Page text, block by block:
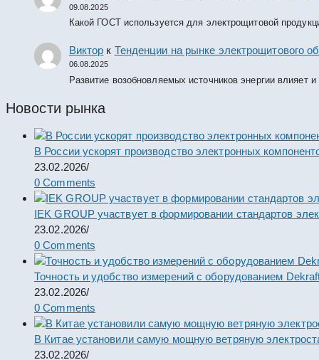
09.08.2025
Какой ГОСТ используется для электрощитовой
Виктор к Тенденции на рынке электрощитового
06.08.2025
Развитие возобновляемых источников энергии влияет
Новости рынка
В России ускорят производство электронных
23.02.2026/
0 Comments
IEK GROUP участвует в формировании стандартов
23.02.2026/
0 Comments
Точность и удобство измерений с оборудованием
23.02.2026/
0 Comments
В Китае установили самую мощную ветряную
23.02.2026/